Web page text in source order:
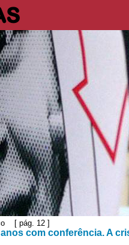
[ pág. 12 ]
anos com conferência. A